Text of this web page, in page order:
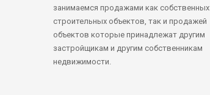
занимаемся продажами как собственных
строительных объектов, так и продажей
объектов которые принадлежат другим
застройщикам и другим собственникам
недвижимости.